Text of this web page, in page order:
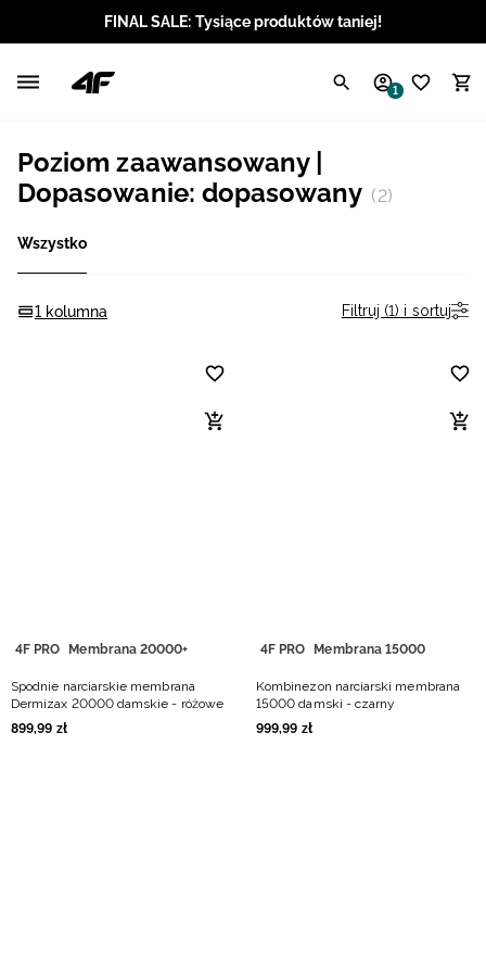
FINAL SALE: Tysiące produktów taniej!
1
Poziom zaawansowany |
Dopasowanie: dopasowany (2)
Wszystko
1 kolumna Filtruj (1) i sortuj
4F PRO Membrana 20000+
Spodnie narciarskie membrana
Dermizax 20000 damskie - różowe
899,99 zł
4F PRO Membrana 15000
Kombinezon narciarski membrana
15000 damski - czarny
999,99 zł
Angielski / USD